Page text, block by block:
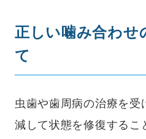
正しい噛み合わせ
て
虫歯や歯周病の治療を受
減して状態を修復するこ